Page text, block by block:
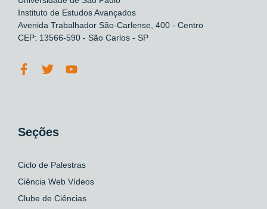
Instituto de Estudos Avançados
Avenida Trabalhador São-Carlense, 400 - Centro
CEP: 13566-590 - São Carlos - SP
Seções
Ciclo de Palestras
Ciência Web Vídeos
Clube de Ciências